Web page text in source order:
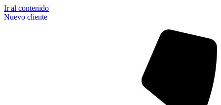
Ir al contenido
Nuevo cliente